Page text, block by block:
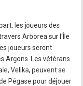
les joueurs des
Arborea sur l'Île
joueurs seront
Argons. Les vétérans
Velika, peuvent se
Pégase pour déjouer